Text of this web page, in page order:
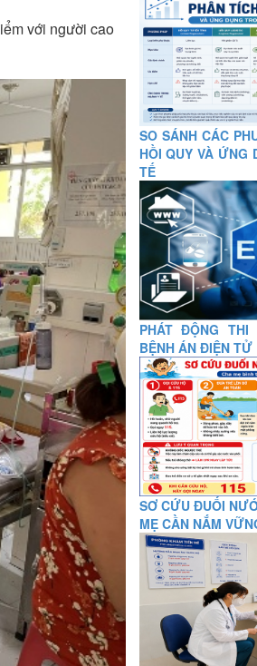
với người cao
SO SÁNH CÁC
HỒI QUY VÀ ỨNG
TẾ
PHÁT ĐỘNG
BỆNH ÁN ĐIỆN TỬ
SƠ CỨU ĐUỐI
MẸ CẦN NẮM